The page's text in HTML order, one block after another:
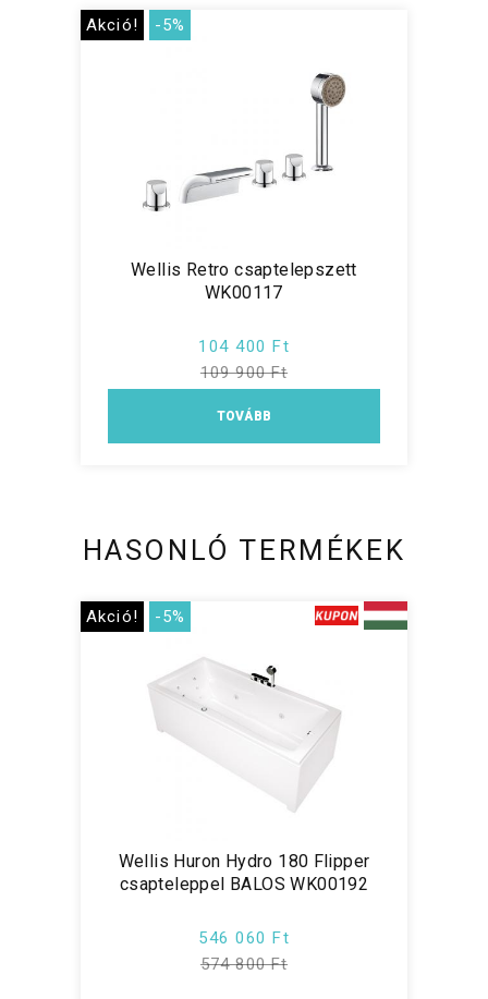
Akció! -5%
Wellis Retro csaptelepszett
WK00117
104 400 Ft
109 900 Ft
TOVÁBB
HASONLÓ TERMÉKEK
Akció! -5%
Wellis Huron Hydro 180 Flipper
csapteleppel BALOS WK00192
546 060 Ft
574 800 Ft